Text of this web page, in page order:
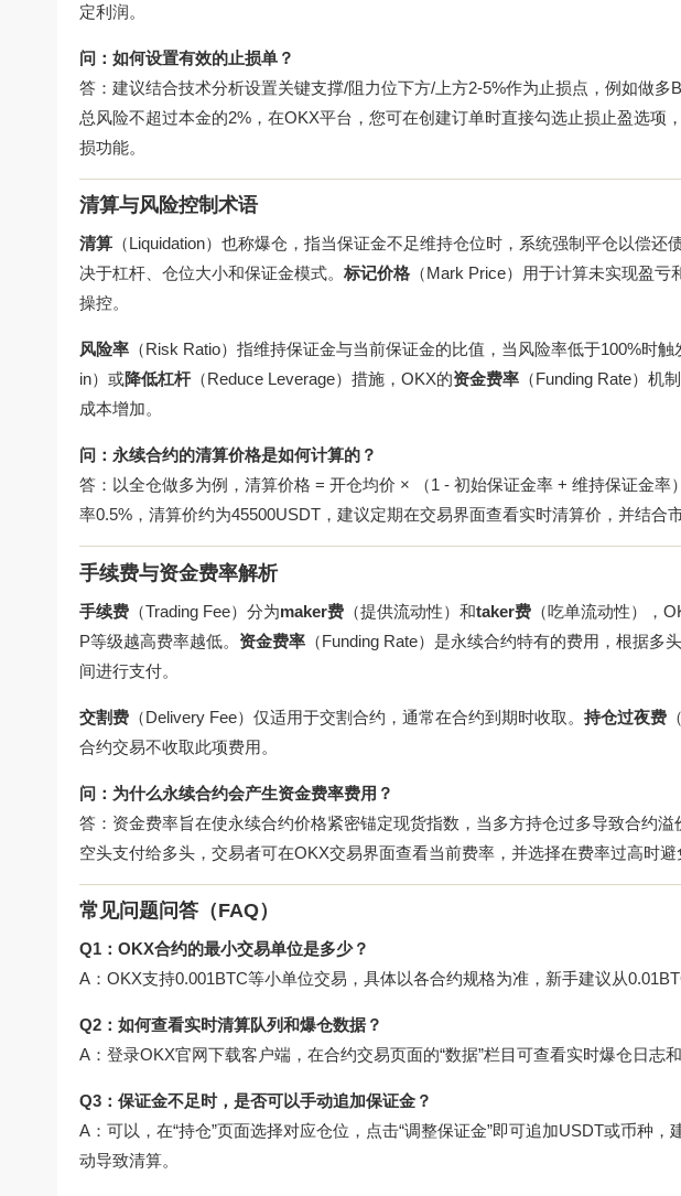
定利润。
问：如何设置有效的止损单？
答：建议结合技术分析设置关键支撑/阻力位下方/上方2-5%作为止损点，例如做
总风险不超过本金的2%，在OKX平台，您可在创建订单时直接勾选止损止盈选项
损功能。
清算与风险控制术语
清算 （Liquidation）也称爆仓，指当保证金不足维持仓位时，系统强制平仓以偿还债
决于杠杆、仓位大小和保证金模式。 标记价格 （Mark Price）用于计算未实现盈亏
操控。
风险率 （Risk Ratio）指维持保证金与当前保证金的比值，当风险率低于100%时
in）或降低杠杆（Reduce Leverage）措施，OKX的资金费率 （Funding Rate）机
成本增加。
问：永续合约的清算价格是如何计算的？
答：以全仓做多为例，清算价格 = 开仓均价 × （1 - 初始保证金率 + 维持保证金
率0.5%，清算价约为45500USDT，建议定期在交易界面查看实时清算价，并结合
手续费与资金费率解析
手续费 （Trading Fee）分为maker费 （提供流动性）和taker费 （吃单流动性），
P等级越高费率越低。 资金费率 （Funding Rate）是永续合约特有的费用，根据
间进行支付。
交割费 （Delivery Fee）仅适用于交割合约，通常在合约到期时收取。 持仓过夜费
合约交易不收取此项费用。
问：为什么永续合约会产生资金费率费用？
答：资金费率旨在使永续合约价格紧密锚定现货指数，当多方持仓过多导致合约
空头支付给多头，交易者可在OKX交易界面查看当前费率，并选择在费率过高时避
常见问题问答（FAQ）
Q1：OKX合约的最小交易单位是多少？
A：OKX支持0.001BTC等小单位交易，具体以各合约规格为准，新手建议从
Q2：如何查看实时清算队列和爆仓数据？
A：登录OKX官网下载客户端，在合约交易页面的“数据”栏目可查看实时爆仓日志和
Q3：保证金不足时，是否可以手动追加保证金？
A：可以，在“持仓”页面选择对应仓位，点击“调整保证金”即可追加USDT或币种
动导致清算。